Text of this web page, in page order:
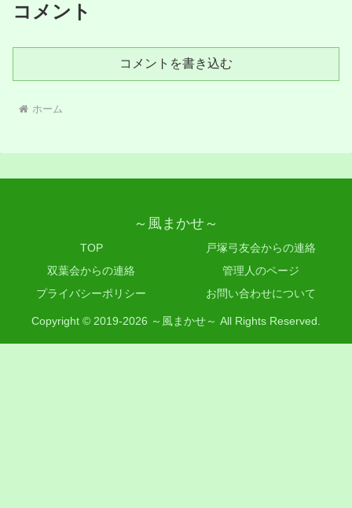
コメント
コメントを書き込む
ホーム
～風まかせ～
TOP
戸塚弓友会からの連絡
双葉会からの連絡
管理人のページ
プライバシーポリシー
お問い合わせについて
Copyright © 2019-2026 ～風まかせ～ All Rights Reserved.